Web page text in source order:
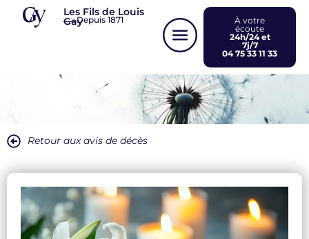
Panneau de gestion des cookies
Les Fils de Louis
GayDepuis 1871
À votre
écoute
24h/24 et
7j/7
04 75 33 11 33
Retour aux avis de décès